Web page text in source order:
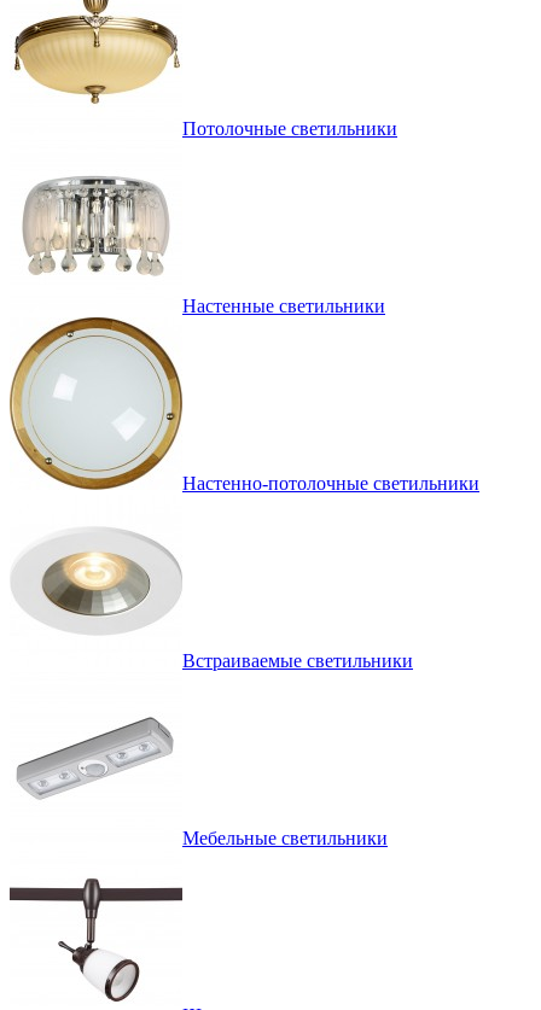
Потолочные светильники
Настенные светильники
Настенно-потолочные светильники
Встраиваемые светильники
Мебельные светильники